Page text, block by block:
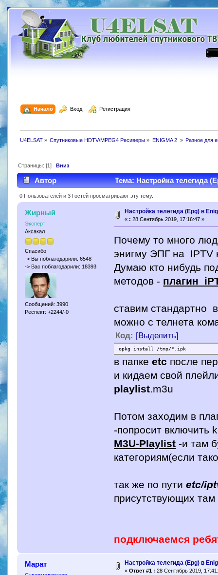
Начало Вход Регистрация
U4ELSAT» Спутниковые HDTV/MPEG4 Ресиверы » ENIGMA 2 » Разное для
Страницы: [1] Вниз
Автор Тема: Настройка телегида
0 Пользователей и 3 Гостей просматривают эту тему.
Жирный
Эксперт
Аксакал
Спасибо
-> Вы поблагодарили: 6548
-> Вас поблагодарили: 18393
Сообщений: 3990
Респект: +2244/-0
Настройка телегида (Epg) в
« : 28 Сентябрь 2019, 17:16:47 »
Почему то много
энигму ЭПГ на IPTV
Думаю кто нибудь
методов - плагин
ставим стандартно
можно с телнета
Код: [Выделить]
opkg install /tmp/*.ipk
в папкеetс после
и кидаем свой
playlist.m3u
Потом заходим в
-попросит включить
M3U-Playlist -и там
категориям(если
так же по путиetc/
присутствующих там
подключаемся
Марат Настройка телегида (Epg) в
« Ответ #1 : 28 Сентябрь 2019,